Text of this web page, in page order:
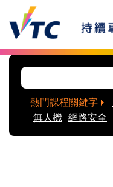
Skip to main content
熱門課程關鍵字
無人機 網路安全